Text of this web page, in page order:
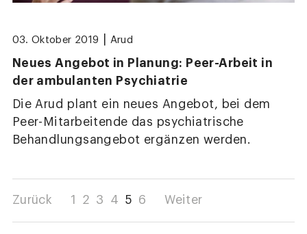
03. Oktober 2019 Arud
Neues Angebot in Planung: Peer-Arbeit in
der ambulanten Psychiatrie
Die Arud plant ein neues Angebot, bei dem
Peer-Mitarbeitende das psychiatrische
Behandlungsangebot ergänzen werden.
Zurück 1 2 3 4 5 6 Weiter